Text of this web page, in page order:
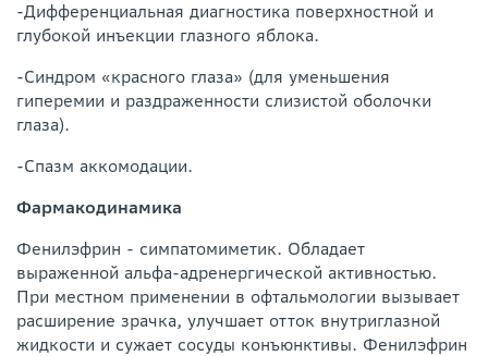
-Дифференциальная диагностика поверхностной и
глубокой инъекции глазного яблока.
-Синдром «красного глаза» (для уменьшения
гиперемии и раздраженности слизистой оболочки
глаза).
-Спазм аккомодации.
Фармакодинамика
Фенилэфрин - симпатомиметик. Обладает
выраженной альфа-адренергической активностью.
При местном применении в офтальмологии вызывает
расширение зрачка, улучшает отток внутриглазной
жидкости и сужает сосуды конъюнктивы. Фенилэфрин